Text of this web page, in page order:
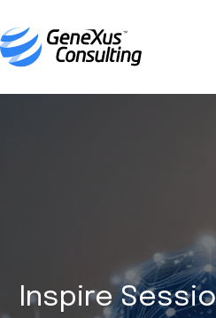
Inspire